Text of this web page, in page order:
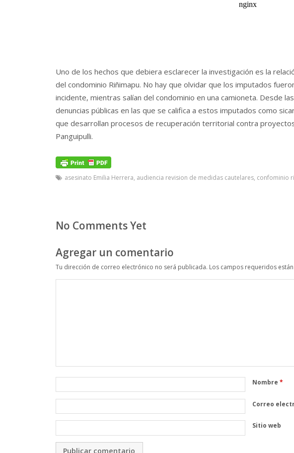
Uno de los hechos que debiera esclarecer la investigación es la
del condominio Riñimapu. No hay que olvidar que los imputados
incidente, mientras salían del condominio en una camioneta. Desde
denuncias públicas en las que se califica a estos imputados como
que desarrollan procesos de recuperación territorial contra
Panguipulli.
asesinato Emilia Herrera, audiencia revision de medidas cautelares, confominio
No Comments Yet
Agregar un comentario
Tu dirección de correo electrónico no será publicada. Los campos requeridos
Nombre *
Correo
Sitio web